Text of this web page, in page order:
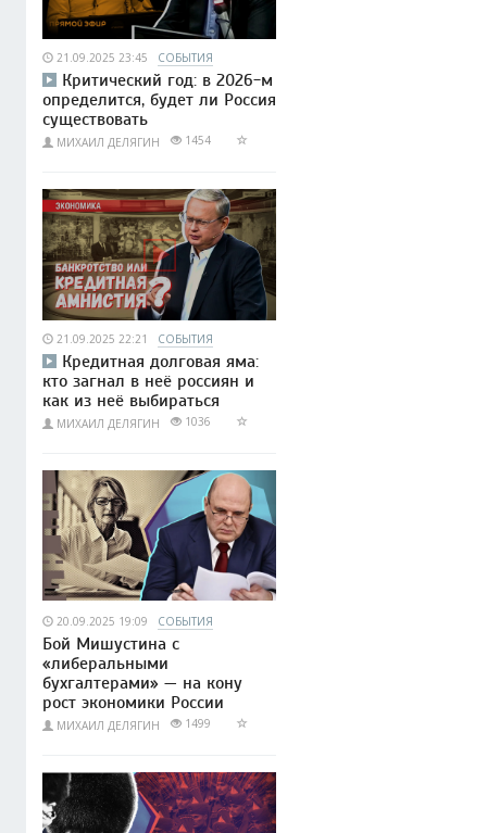
21.09.2025 23:45 СОБЫТИЯ
Критический год: в 2026-м
определится, будет ли Россия
существовать
МИХАИЛ ДЕЛЯГИН 1454
21.09.2025 22:21 СОБЫТИЯ
Кредитная долговая яма:
кто загнал в неё россиян и
как из неё выбираться
МИХАИЛ ДЕЛЯГИН 1036
20.09.2025 19:09 СОБЫТИЯ
Бой Мишустина с
«либеральными
бухгалтерами» — на кону
рост экономики России
МИХАИЛ ДЕЛЯГИН 1499